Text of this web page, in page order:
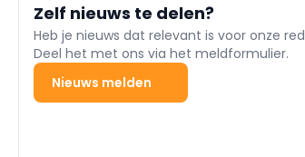
deze en veel meer vragen kwam een antwoord
tijdens ...
Zelf nieuws te delen?
Heb je nieuws dat relevant is voor onze
Deel het met ons via het meldformulier.
Nieuws melden